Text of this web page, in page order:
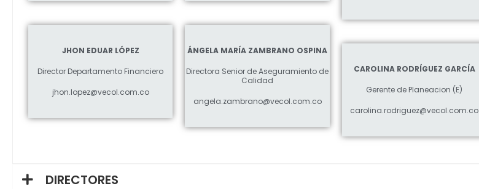
JHON EDUAR LÓPEZ
Director Departamento Financiero
jhon.lopez@vecol.com.co
ÁNGELA MARÍA ZAMBRANO OSPINA
Directora Senior de Aseguramiento de
Calidad
angela.zambrano@vecol.com.co
CAROLINA RODRÍGUEZ GARCÍA
Gerente de Planeacion (E)
carolina.rodriguez@vecol.com.co
DIRECTORES